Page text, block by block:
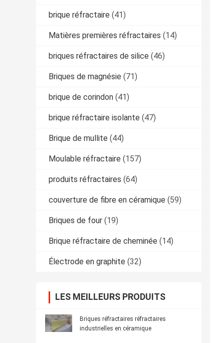
brique réfractaire (41)
Matières premières réfractaires (14)
briques réfractaires de silice (46)
Briques de magnésie (71)
brique de corindon (41)
brique réfractaire isolante (47)
Brique de mullite (44)
Moulable réfractaire (157)
produits réfractaires (64)
couverture de fibre en céramique (59)
Briques de four (19)
Brique réfractaire de cheminée (14)
Électrode en graphite (32)
LES MEILLEURS PRODUITS
Briques réfractaires réfractaires
industrielles en céramique